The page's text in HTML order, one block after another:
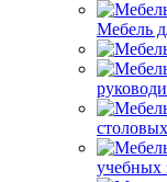
Мебель
учебных